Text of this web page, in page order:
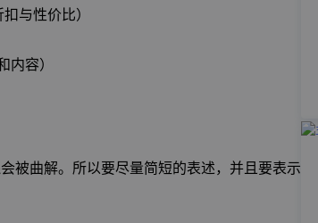
与性价比）
容）
被曲解。所以要尽量简短的表述，并且要表示